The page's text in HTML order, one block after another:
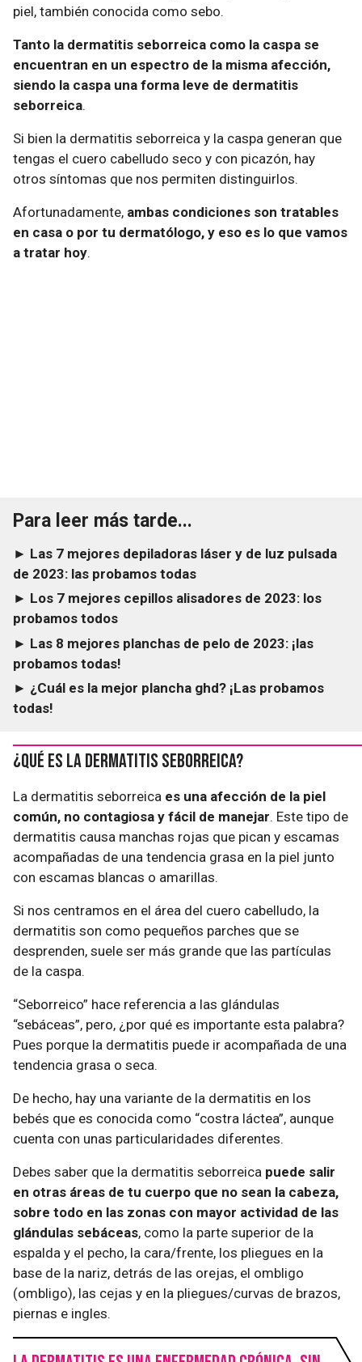
piel, también conocida como sebo.
Tanto la dermatitis seborreica como la caspa se
encuentran en un espectro de la misma afección,
siendo la caspa una forma leve de dermatitis
seborreica.
Si bien la dermatitis seborreica y la caspa generan que
tengas el cuero cabelludo seco y con picazón, hay
otros síntomas que nos permiten distinguirlos.
Afortunadamente, ambas condiciones son tratables
en casa o por tu dermatólogo, y eso es lo que vamos
a tratar hoy.
Para leer más tarde...
► Las 7 mejores depiladoras láser y de luz pulsada
de 2023: las probamos todas
► Los 7 mejores cepillos alisadores de 2023: los
probamos todos
► Las 8 mejores planchas de pelo de 2023: ¡las
probamos todas!
► ¿Cuál es la mejor plancha ghd? ¡Las probamos
todas!
¿Qué es la dermatitis seborreica?
La dermatitis seborreica es una afección de la piel
común, no contagiosa y fácil de manejar. Este tipo de
dermatitis causa manchas rojas que pican y escamas
acompañadas de una tendencia grasa en la piel junto
con escamas blancas o amarillas.
Si nos centramos en el área del cuero cabelludo, la
dermatitis son como pequeños parches que se
desprenden, suele ser más grande que las partículas
de la caspa.
“Seborreico” hace referencia a las glándulas
“sebáceas”, pero, ¿por qué es importante esta palabra?
Pues porque la dermatitis puede ir acompañada de una
tendencia grasa o seca.
De hecho, hay una variante de la dermatitis en los
bebés que es conocida como “costra láctea”, aunque
cuenta con unas particularidades diferentes.
Debes saber que la dermatitis seborreica puede salir
en otras áreas de tu cuerpo que no sean la cabeza,
sobre todo en las zonas con mayor actividad de las
glándulas sebáceas, como la parte superior de la
espalda y el pecho, la cara/frente, los pliegues en la
base de la nariz, detrás de las orejas, el ombligo
(ombligo), las cejas y en la pliegues/curvas de brazos,
piernas e ingles.